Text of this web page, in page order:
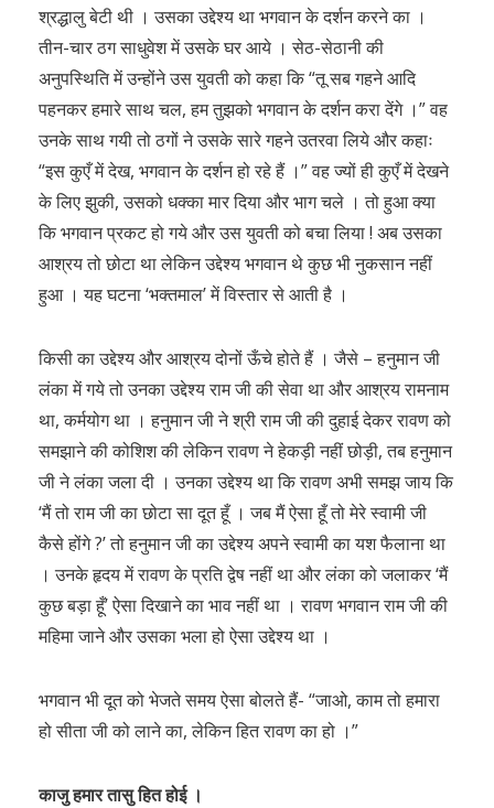
श्रद्धालु बेटी थी । उसका उद्देश्य था भगवान के दर्शन करने का ।
तीन-चार ठग साधुवेश में उसके घर आये । सेठ-सेठानी की
अनुपस्थिति में उन्होंने उस युवती को कहा कि “तू सब गहने आदि
पहनकर हमारे साथ चल, हम तुझको भगवान के दर्शन करा देंगे ।” वह
उनके साथ गयी तो ठगों ने उसके सारे गहने उतरवा लिये और कहाः
“इस कुएँ में देख, भगवान के दर्शन हो रहे हैं ।” वह ज्यों ही कुएँ में देखने
के लिए झुकी, उसको धक्का मार दिया और भाग चले । तो हुआ क्या
कि भगवान प्रकट हो गये और उस युवती को बचा लिया ! अब उसका
आश्रय तो छोटा था लेकिन उद्देश्य भगवान थे कुछ भी नुकसान नहीं
हुआ । यह घटना ‘भक्तमाल’ में विस्तार से आती है ।
किसी का उद्देश्य और आश्रय दोनों ऊँचे होते हैं । जैसे – हनुमान जी
लंका में गये तो उनका उद्देश्य राम जी की सेवा था और आश्रय रामनाम
था, कर्मयोग था । हनुमान जी ने श्री राम जी की दुहाई देकर रावण को
समझाने की कोशिश की लेकिन रावण ने हेकड़ी नहीं छोड़ी, तब हनुमान
जी ने लंका जला दी । उनका उद्देश्य था कि रावण अभी समझ जाय कि
‘मैं तो राम जी का छोटा सा दूत हूँ । जब मैं ऐसा हूँ तो मेरे स्वामी जी
कैसे होंगे ?’ तो हनुमान जी का उद्देश्य अपने स्वामी का यश फैलाना था
। उनके हृदय में रावण के प्रति द्वेष नहीं था और लंका को जलाकर ‘मैं
कुछ बड़ा हूँ’ ऐसा दिखाने का भाव नहीं था । रावण भगवान राम जी की
महिमा जाने और उसका भला हो ऐसा उद्देश्य था ।
भगवान भी दूत को भेजते समय ऐसा बोलते हैं- “जाओ, काम तो हमारा
हो सीता जी को लाने का, लेकिन हित रावण का हो ।”
काजु हमार तासु हित होई ।